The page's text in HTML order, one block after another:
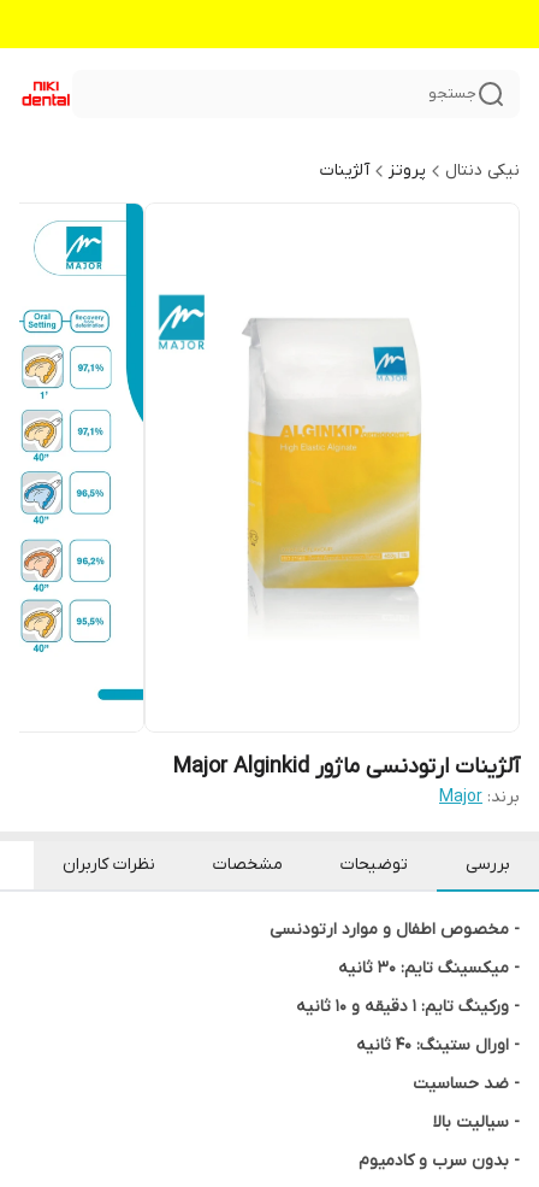
جستجو
نیکی دنتال پروتز آلژینات
آلژینات ارتودنسی ماژور Major Alginkid
برند: Major
بررسی توضیحات مشخصات نظرات کاربران
- مخصوص اطفال و موارد ارتودنسی
- میکسینگ تایم: 30 ثانیه
- ورکینگ تایم: 1 دقیقه و 10 ثانیه
- اورال ستینگ: 40 ثانیه
- ضد حساسیت
- سیالیت بالا
- بدون سرب و کادمیوم